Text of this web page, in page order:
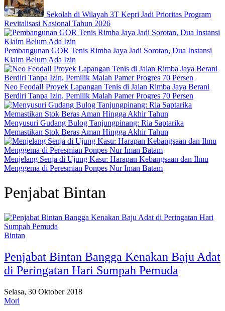
Sekolah di Wilayah 3T Kepri Jadi Prioritas Program
Revitalisasi Nasional Tahun 2026
Pembangunan GOR Tenis Rimba Jaya Jadi Sorotan, Dua Instansi
Klaim Belum Ada Izin
Neo Feodal! Proyek Lapangan Tenis di Jalan Rimba Jaya Berani
Berdiri Tanpa Izin, Pemilik Malah Pamer Progres 70 Persen
Menyusuri Gudang Bulog Tanjungpinang: Ria Saptarika
Memastikan Stok Beras Aman Hingga Akhir Tahun
Menjelang Senja di Ujung Kasu: Harapan Kebangsaan dan Ilmu
Menggema di Peresmian Ponpes Nur Iman Batam
Penjabat Bintan
Bintan
Penjabat Bintan Bangga Kenakan Baju Adat
di Peringatan Hari Sumpah Pemuda
Selasa, 30 Oktober 2018
Mori